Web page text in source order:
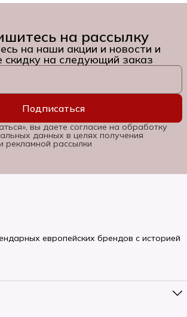
на рассылку
на наши акции и новости и
скидку на следующий заказ
Подписаться
вы даете согласие на обработку
данных в целях получения
рекламной рассылки
европейских брендов с историей